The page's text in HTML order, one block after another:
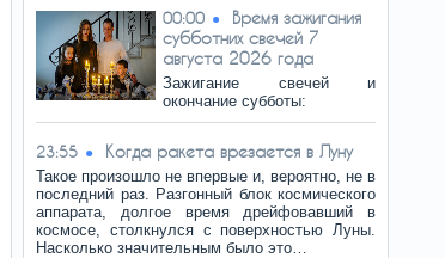
00:00
Время зажигания
субботних свечей 7
августа 2026 года
Зажигание свечей и
окончание субботы:
23:55 Когда ракета врезается в Луну
Такое произошло не впервые и, вероятно, не в
последний раз. Разгонный блок космического
аппарата, долгое время дрейфовавший в
космосе, столкнулся с поверхностью Луны.
Насколько значительным было это…